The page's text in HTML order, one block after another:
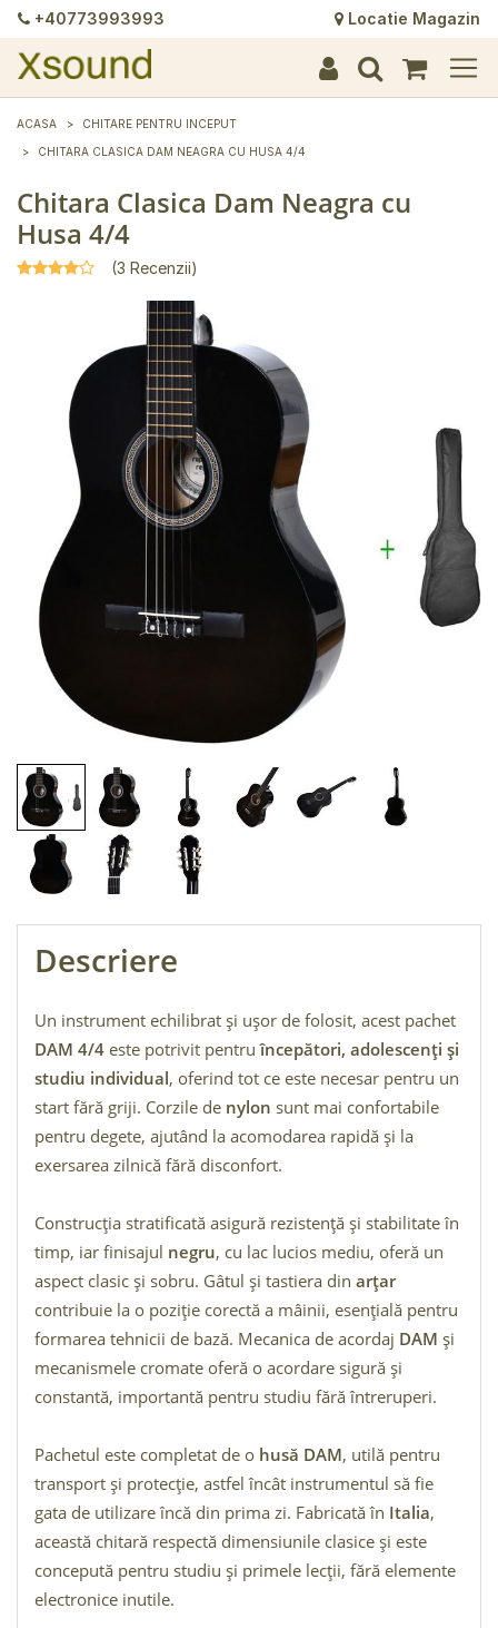
+40773993993 Locatie Magazin
+
+
+
+
+
+
+
+
+
+
+
+
+
+
ACASA CHITARE PENTRU INCEPUT
CHITARA CLASICA DAM NEAGRA CU HUSA 4/4
Chitara Clasica Dam Neagra cu
Husa 4/4
(3 Recenzii)
Descriere
Un instrument echilibrat și ușor de folosit, acest pachet
DAM 4/4 este potrivit pentruîncepători, adolescenți și
studiu individual, oferind tot ce este necesar pentru un
start fără griji. Corzile de nylon sunt mai confortabile
pentru degete, ajutând la acomodarea rapidă și la
exersarea zilnică fără disconfort.
Construcția stratificată asigură rezistență și stabilitate în
timp, iar finisajul negru, cu lac lucios mediu, oferă un
aspect clasic și sobru. Gâtul și tastiera din arțar
contribuie la o poziție corectă a mâinii, esențială pentru
formarea tehnicii de bază. Mecanica de acordaj DAM și
mecanismele cromate oferă o acordare sigură și
constantă, importantă pentru studiu fără întreruperi.
Pachetul este completat de o husă DAM, utilă pentru
transport și protecție, astfel încât instrumentul să fie
gata de utilizare încă din prima zi. Fabricată în Italia,
această chitară respectă dimensiunile clasice și este
concepută pentru studiu și primele lecții, fără elemente
electronice inutile.